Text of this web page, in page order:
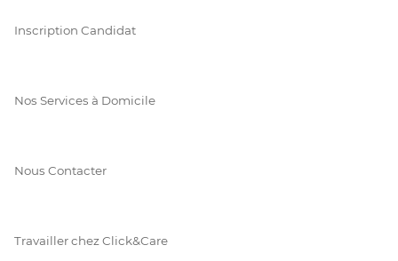
Inscription Candidat
Nos Services à Domicile
Nous Contacter
Travailler chez Click&Care